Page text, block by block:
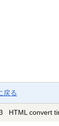
戻る
HTML convert